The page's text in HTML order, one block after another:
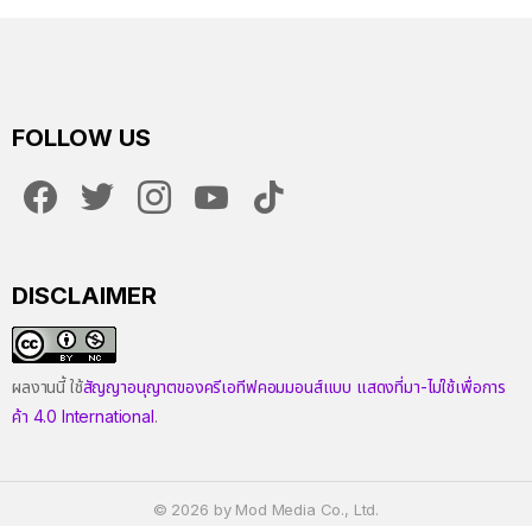
FOLLOW US
DISCLAIMER
ผลงานนี้ ใช้สัญญาอนุญาตของครีเอทีฟคอมมอนส์แบบ แสดงที่มา-ไม่ใช้เพื่อการ
ค้า 4.0 International.
© 2026 by Mod Media Co., Ltd.